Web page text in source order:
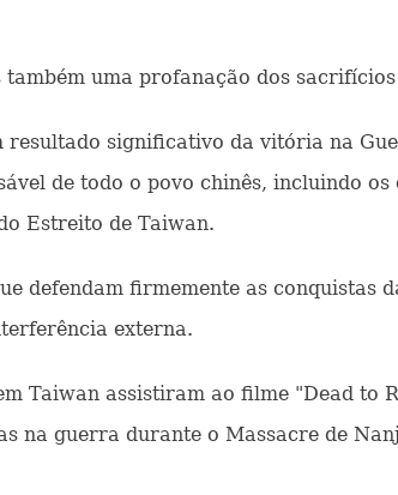
uma profanação dos
significativo da vitória na
de todo o povo chinês, incluindo
Estreito de Taiwan.
defendam firmemente as conquistas
externa.
Taiwan assistiram ao filme "Dead to
na guerra durante o Massacre de